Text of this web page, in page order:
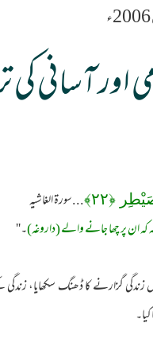
اور آسانی
﴿٢٢﴾...سورۃ الغاشیہ
پر چھا جانے والے (داروغہ)۔''
گزارنے کا ڈھنگ سکھایا، زندگی